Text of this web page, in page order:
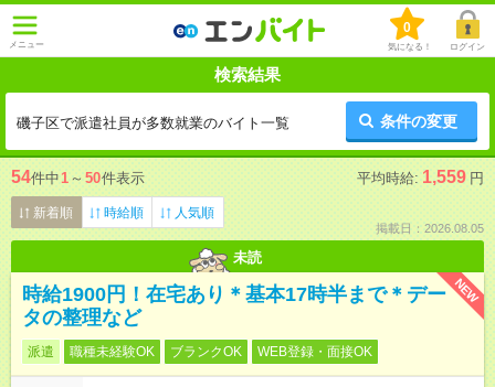
メニュー
0
気になる！ ログイン
検索結果
磯子区で派遣社員が多数就業のバイト一覧 条件の変更
54件中1 ～ 50件表示 平均時給: 1,559 円
新着順 時給順 人気順
掲載日：2026.08.05
未読
NEW
時給1900円！在宅あり＊基本17時半まで＊デー
タの整理など
派遣 職種未経験OK ブランクOK WEB登録・面接OK